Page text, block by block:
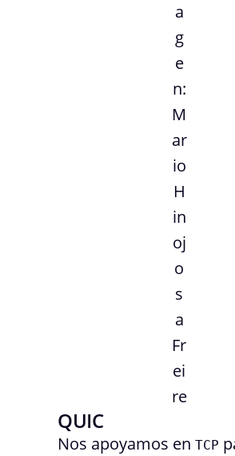
a
g
e
n:
M
ar
io
H
in
oj
o
s
a
Fr
ei
re
QUIC
Nos apoyamos en TCP